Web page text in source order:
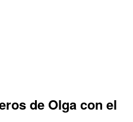
de Olga con el